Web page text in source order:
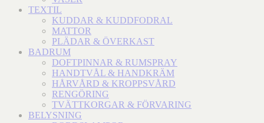
TEXTIL
KUDDAR & KUDDFODRAL
MATTOR
PLÄDAR & ÖVERKAST
BADRUM
DOFTPINNAR & RUMSPRAY
HANDTVÅL & HANDKRÄM
HÅRVÅRD & KROPPSVÅRD
RENGÖRING
TVÄTTKORGAR & FÖRVARING
BELYSNING